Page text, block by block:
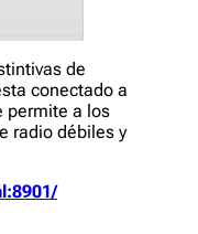
de
conectado a
permite a los
radio débiles y